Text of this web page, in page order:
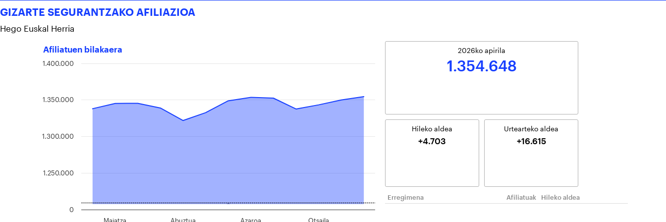
GIZARTE SEGURANTZAKO AFILIAZIOA
Hego Euskal Herria
Afiliatuen bilakaera
Maiatza
Abuztua
Azaroa
Otsaila
0
1.250.000
1.300.000
1.350.000
1.400.000
2026ko apirila
1.354.648
Hileko aldea
+4.703
Urtearteko aldea
+16.615
Erregimena Afiliatuak Hileko aldea